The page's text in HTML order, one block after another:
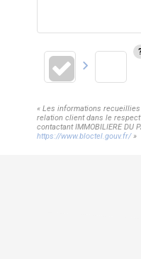
« Les informations recueillies
relation client dans le
contactant IMMOBILIERE
https://www.bloctel.gouv.fr/»